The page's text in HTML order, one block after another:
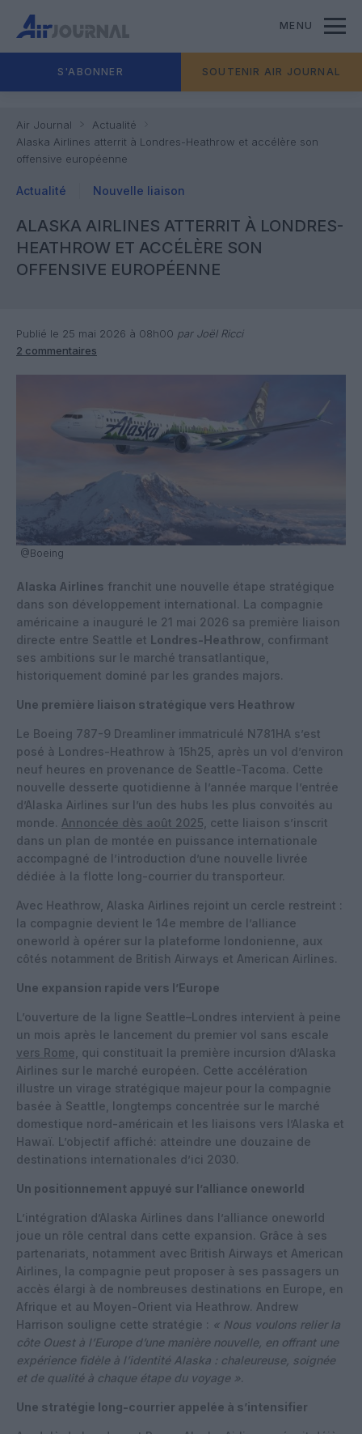
MENU
S'ABONNER SOUTENIR AIR JOURNAL
Air Journal
Actualité
Alaska Airlines atterrit à Londres-Heathrow et accélère son
offensive européenne
Actualité Nouvelle liaison
ALASKA AIRLINES ATTERRIT À LONDRES-
HEATHROW ET ACCÉLÈRE SON
OFFENSIVE EUROPÉENNE
Publié le 25 mai 2026 à 08h00 par Joël Ricci
2 commentaires
@Boeing
Alaska Airlines franchit une nouvelle étape stratégique
dans son développement international. La compagnie
américaine a inauguré le 21 mai 2026 sa première liaison
directe entre Seattle et Londres-Heathrow , confirmant
ses ambitions sur le marché transatlantique,
historiquement dominé par les grandes majors.
Une première liaison stratégique vers Heathrow
Le Boeing 787-9 Dreamliner immatriculé N781HA s’est
posé à Londres-Heathrow à 15h25, après un vol d’environ
neuf heures en provenance de Seattle-Tacoma. Cette
nouvelle desserte quotidienne à l’année marque l’entrée
d’Alaska Airlines sur l’un des hubs les plus convoités au
monde. Annoncée dès août 2025, cette liaison s’inscrit
dans un plan de montée en puissance internationale
accompagné de l’introduction d’une nouvelle livrée
dédiée à la flotte long-courrier du transporteur.
Avec Heathrow, Alaska Airlines rejoint un cercle restreint :
la compagnie devient le 14e membre de l’alliance
oneworld à opérer sur la plateforme londonienne, aux
côtés notamment de British Airways et American Airlines.
Une expansion rapide vers l’Europe
L’ouverture de la ligne Seattle–Londres intervient à peine
un mois après le lancement du premier vol sans escale
vers Rome, qui constituait la première incursion d’Alaska
Airlines sur le marché européen. Cette accélération
illustre un virage stratégique majeur pour la compagnie
basée à Seattle, longtemps concentrée sur le marché
domestique nord-américain et les liaisons vers l’Alaska et
Hawaï. L’objectif affiché: atteindre une douzaine de
destinations internationales d’ici 2030.
Un positionnement appuyé sur l’alliance oneworld
L’intégration d’Alaska Airlines dans l’alliance oneworld
joue un rôle central dans cette expansion. Grâce à ses
partenariats, notamment avec British Airways et American
Airlines, la compagnie peut proposer à ses passagers un
accès élargi à de nombreuses destinations en Europe, en
Afrique et au Moyen-Orient via Heathrow. Andrew
Harrison souligne cette stratégie : « Nous voulons relier la
côte Ouest à l’Europe d’une manière nouvelle, en offrant une
expérience fidèle à l’identité Alaska : chaleureuse, soignée
et de qualité à chaque étape du voyage ».
Une stratégie long-courrier appelée à s’intensifier